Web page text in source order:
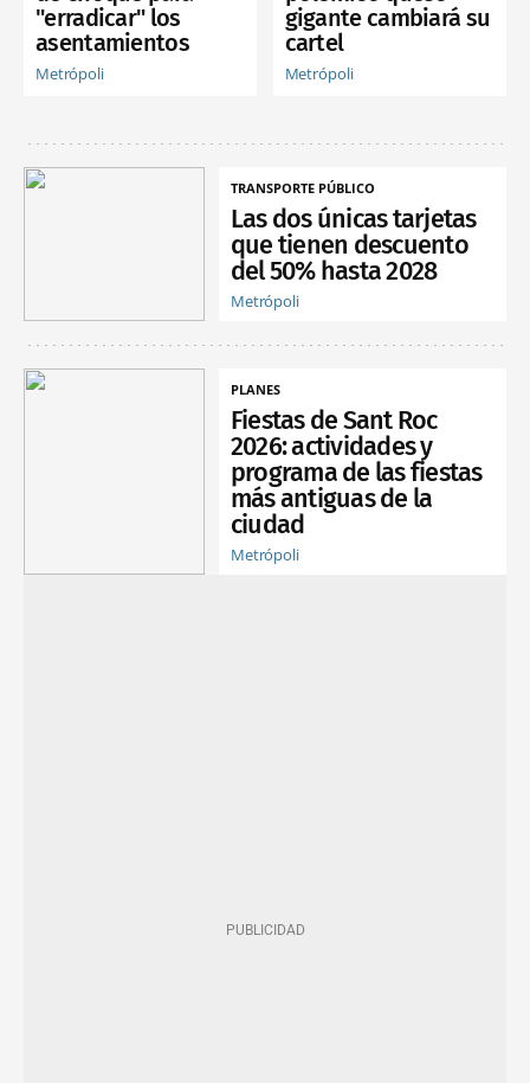
"erradicar" los
asentamientos
Metrópoli
gigante cambiará su
cartel
Metrópoli
TRANSPORTE PÚBLICO
Las dos únicas tarjetas
que tienen descuento
del 50% hasta 2028
Metrópoli
PLANES
Fiestas de Sant Roc
2026: actividades y
programa de las fiestas
más antiguas de la
ciudad
Metrópoli